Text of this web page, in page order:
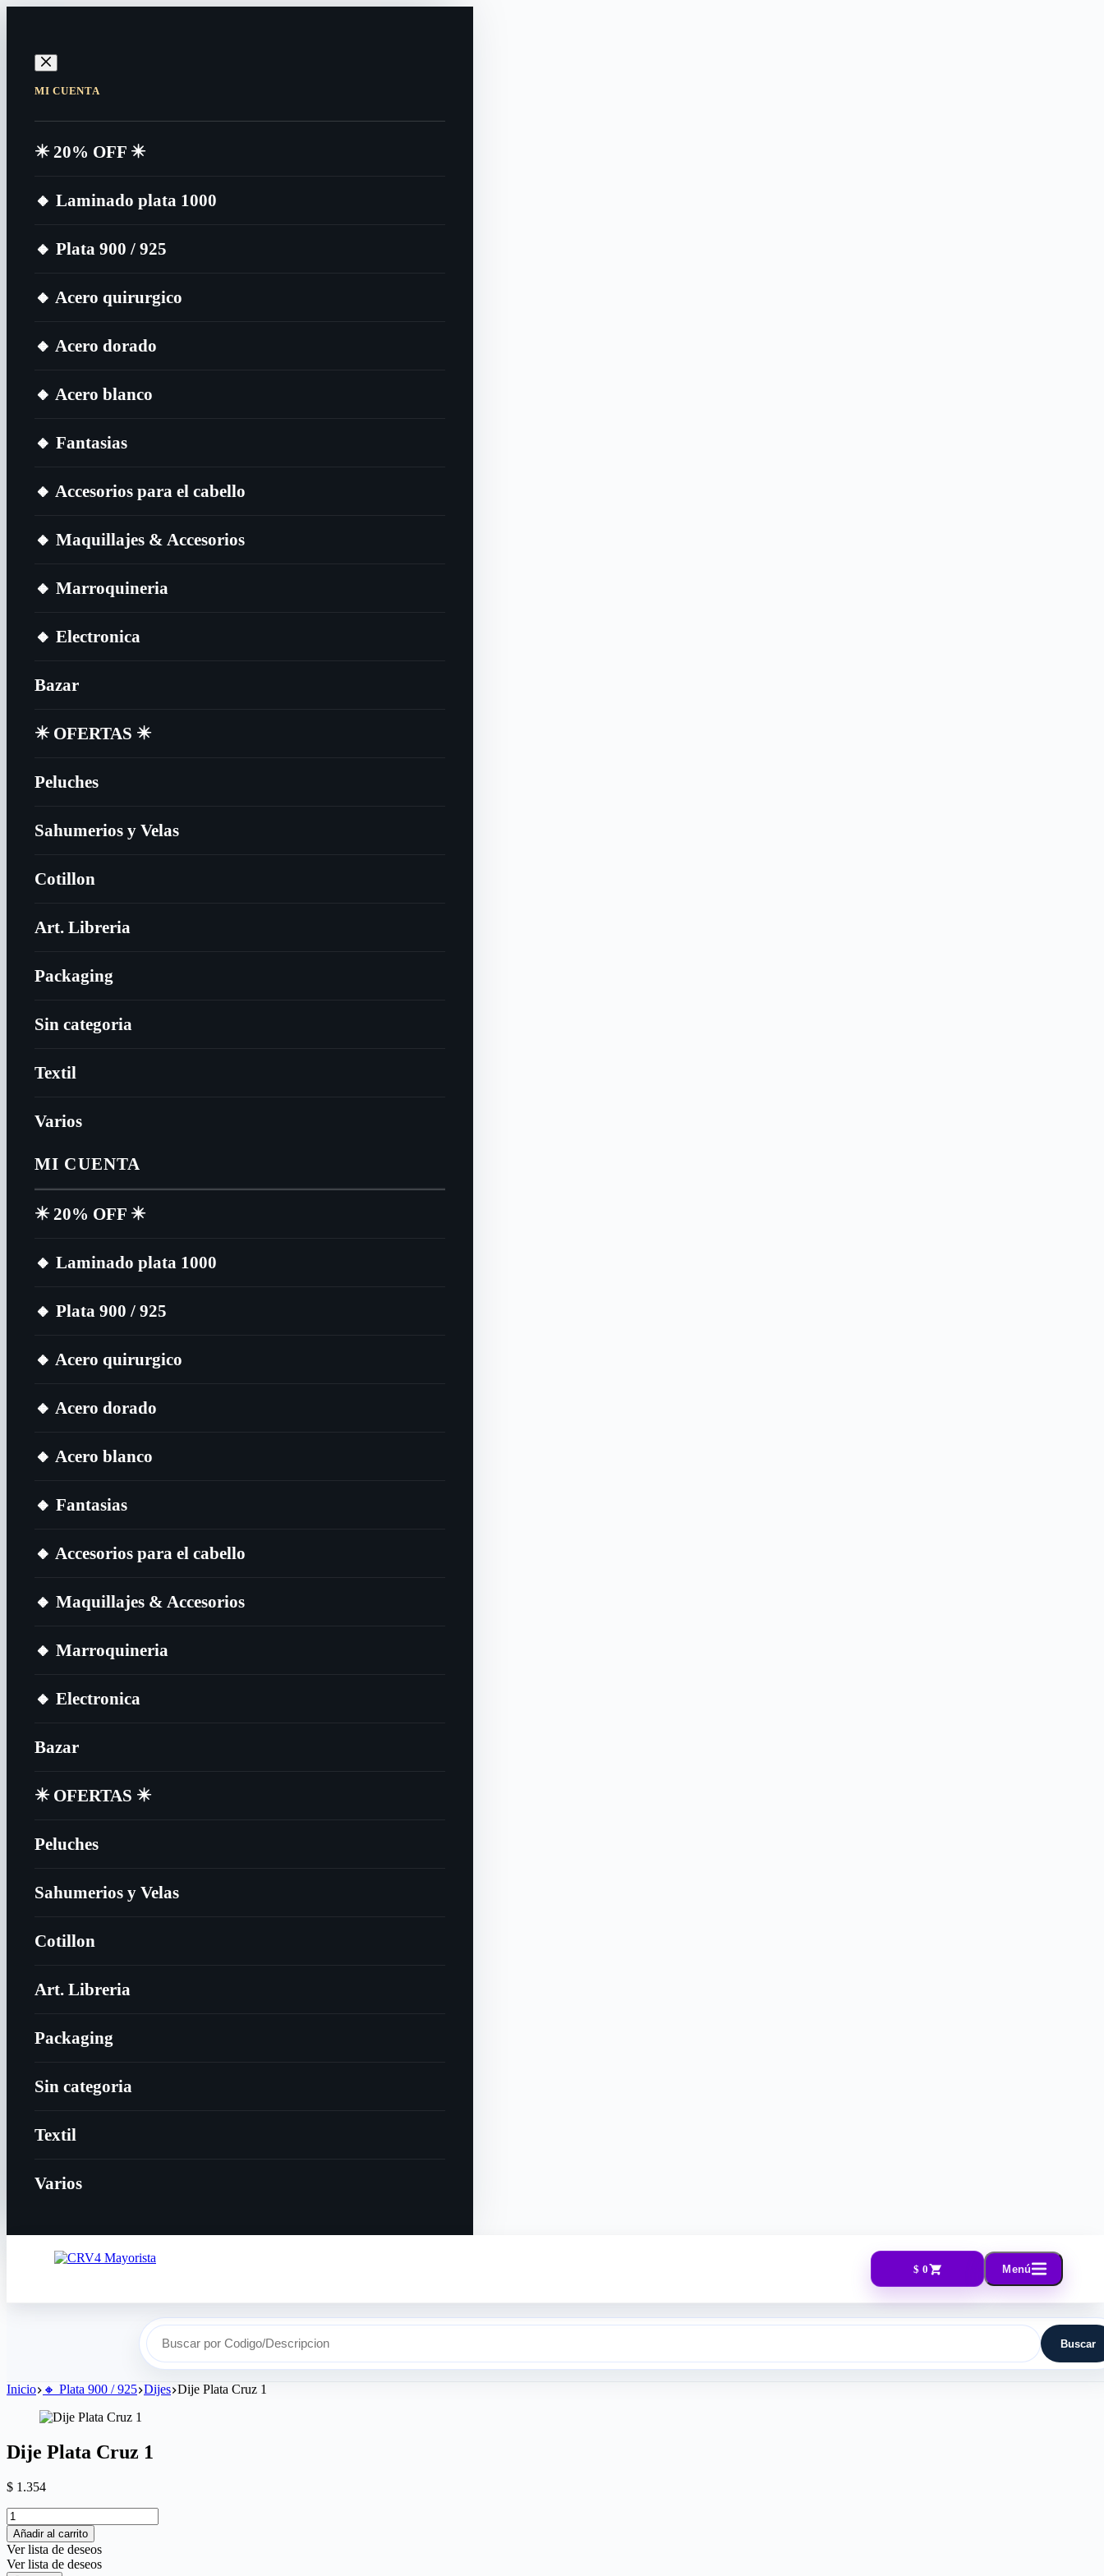
MI CUENTA
✴️​ 20% OFF ✴️​
🔸​ Laminado plata 1000
🔸​ Plata 900 / 925
🔸​ Acero quirurgico
🔸​ Acero dorado
🔸​ Acero blanco
🔸​ Fantasias
🔸​ Accesorios para el cabello
🔸​ Maquillajes & Accesorios
🔸​ Marroquineria
🔸​ Electronica
Bazar
✴️​ OFERTAS ✴️​
Peluches
Sahumerios y Velas
Cotillon
Art. Libreria
Packaging
Sin categoria
Textil
Varios
MI CUENTA
✴️​ 20% OFF ✴️​
🔸​ Laminado plata 1000
🔸​ Plata 900 / 925
🔸​ Acero quirurgico
🔸​ Acero dorado
🔸​ Acero blanco
🔸​ Fantasias
🔸​ Accesorios para el cabello
🔸​ Maquillajes & Accesorios
🔸​ Marroquineria
🔸​ Electronica
Bazar
✴️​ OFERTAS ✴️​
Peluches
Sahumerios y Velas
Cotillon
Art. Libreria
Packaging
Sin categoria
Textil
Varios
$ 0 Menú
Buscar por Codigo/Descripcion Buscar
Inicio 🔸​ Plata 900 / 925 Dijes Dije Plata Cruz 1
Dije Plata Cruz 1
$ 1.354
Añadir al carrito
Ver lista de deseos
Ver lista de deseos